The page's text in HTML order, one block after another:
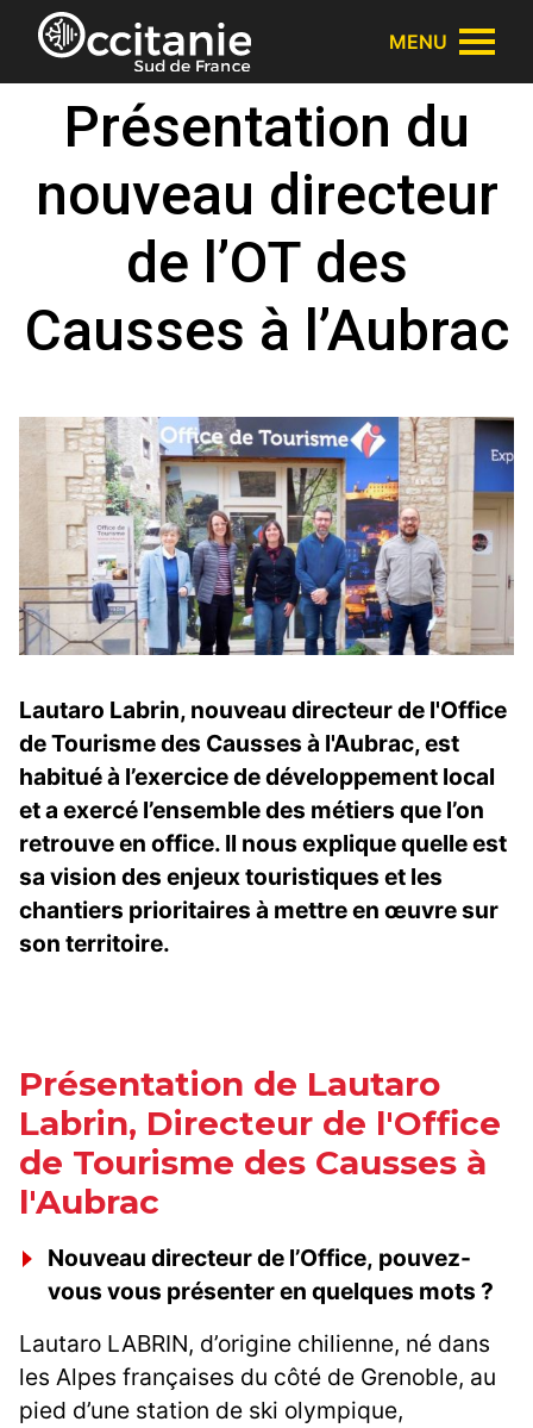
Panneau de gestion des cookies
MENU
Présentation du
nouveau directeur
de l’OT des
Causses à l’Aubrac
Lautaro Labrin, nouveau directeur de l'Office
de Tourisme des Causses à l'Aubrac, est
habitué à l’exercice de développement local
et a exercé l’ensemble des métiers que l’on
retrouve en office. Il nous explique quelle est
sa vision des enjeux touristiques et les
chantiers prioritaires à mettre en œuvre sur
son territoire.
Présentation de Lautaro
Labrin, Directeur de l'Office
de Tourisme des Causses à
l'Aubrac
Nouveau directeur de l’Office, pouvez-
vous vous présenter en quelques mots ?
Lautaro LABRIN, d’origine chilienne, né dans
les Alpes françaises du côté de Grenoble, au
pied d’une station de ski olympique,